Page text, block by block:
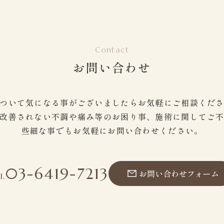
Contact
お問い合わせ
いて気になる事がございましたらお気軽にご相談くださ
善されない不調や痛み等のお困り事、施術に関してご不
些細な事でもお気軽にお問い合わせください。
03-6419-7213 お問い合わせフォーム
頭痛・膝の痛み・関節痛
肩こり・首コリ・五十肩